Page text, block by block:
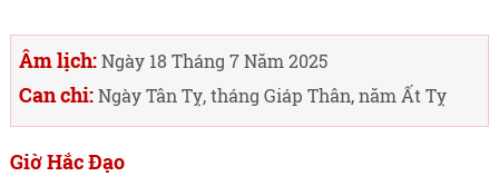
Âm lịch:Ngày 18 Tháng 7 Năm 2025
Can chi:Ngày Tân Tỵ, tháng Giáp Thân, năm Ất Tỵ
Giờ Hắc Đạo